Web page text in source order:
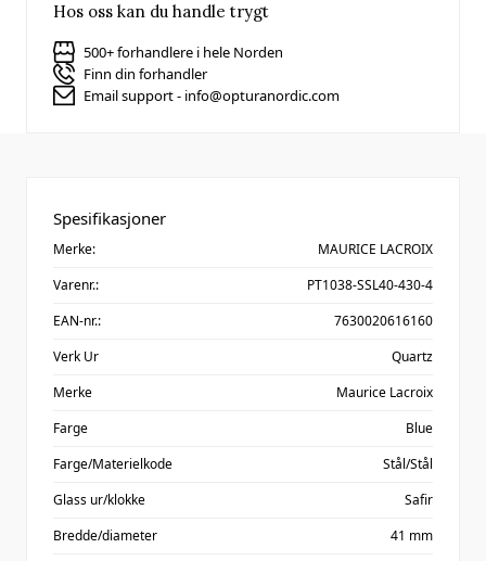
Hos oss kan du handle trygt
500+ forhandlere i hele Norden
Finn din forhandler
Email support - info@opturanordic.com
Spesifikasjoner
Merke:
MAURICE LACROIX
Varenr.:
PT1038-SSL40-430-4
EAN-nr.:
7630020616160
Verk Ur
Quartz
Merke
Maurice Lacroix
Farge
Blue
Farge/Materielkode
Stål/Stål
Glass ur/klokke
Safir
Bredde/diameter
41 mm